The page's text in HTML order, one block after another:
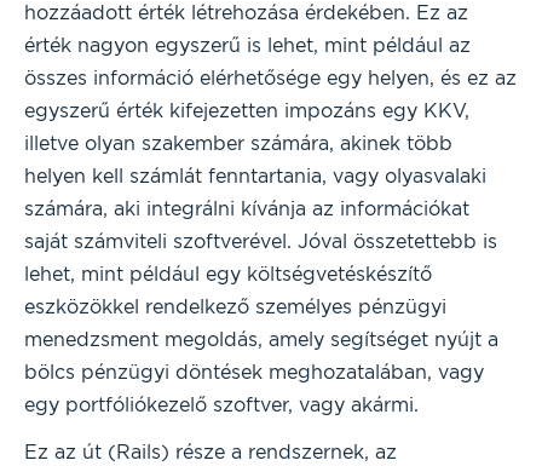
hozzáadott érték létrehozása érdekében. Ez az
érték nagyon egyszerű is lehet, mint például az
összes információ elérhetősége egy helyen, és ez az
egyszerű érték kifejezetten impozáns egy KKV,
illetve olyan szakember számára, akinek több
helyen kell számlát fenntartania, vagy olyasvalaki
számára, aki integrálni kívánja az információkat
saját számviteli szoftverével. Jóval összetettebb is
lehet, mint például egy költségvetéskészítő
eszközökkel rendelkező személyes pénzügyi
menedzsment megoldás, amely segítséget nyújt a
bölcs pénzügyi döntések meghozatalában, vagy
egy portfóliókezelő szoftver, vagy akármi.
Ez az út (Rails) része a rendszernek, az